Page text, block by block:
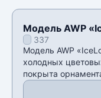
Модель AWP
337
Модель AWP
холодных
покрыта